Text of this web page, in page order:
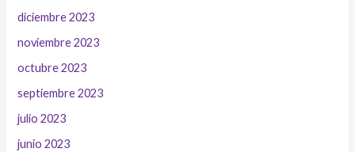
diciembre 2023
noviembre 2023
octubre 2023
septiembre 2023
julio 2023
junio 2023